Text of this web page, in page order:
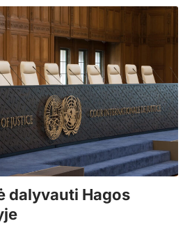
dalyvauti Hagos